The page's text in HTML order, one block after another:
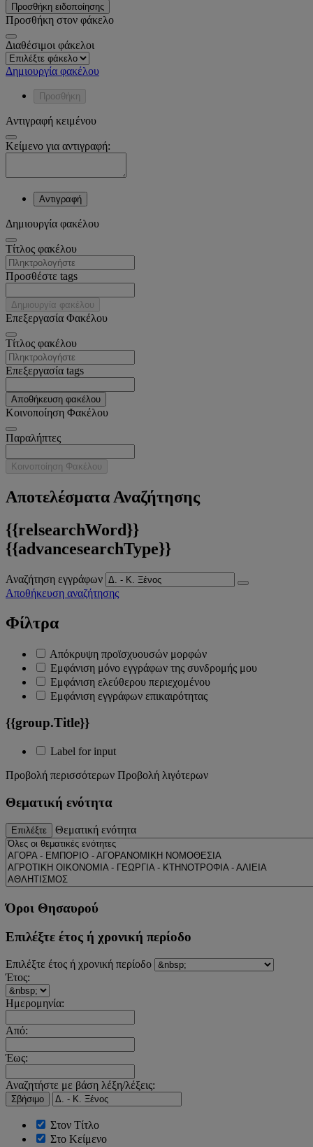
Προσθήκη ειδοποίησης
Προσθήκη στον φάκελο
Διαθέσιμοι φάκελοι
Δημιουργία φακέλου
Προσθήκη
Αντιγραφή κειμένου
Κείμενο για αντιγραφή:
Αντιγραφή
Δημιουργία φακέλου
Tίτλος φακέλου
Προσθέστε tags
Δημιουργία φακέλου
Επεξεργασία Φακέλου
Tίτλος φακέλου
Επεξεργασία tags
Αποθήκευση φακέλου
Κοινοποίηση Φακέλου
Παραλήπτες
Κοινοποίηση Φακέλου
Αποτελέσματα Αναζήτησης
{{relsearchWord}}
{{advancesearchType}}
Αναζήτηση εγγράφων
Αποθήκευση αναζήτησης
Φίλτρα
Απόκρυψη προϊσχυουσών μορφών
Εμφάνιση μόνο εγγράφων της συνδρομής μου
Εμφάνιση ελεύθερου περιεχομένου
Εμφάνιση εγγράφων επικαιρότητας
{{group.Title}}
Label for input
Προβολή περισσότερων Προβολή λιγότερων
Θεματική ενότητα
Επιλέξτε Θεματική ενότητα
Όροι Θησαυρού
Επιλέξτε έτος ή χρονική περίοδο
Επιλέξτε έτος ή χρονική περίοδο
Έτος:
Ημερομηνία:
Από:
Έως:
Αναζητήστε με βάση λέξη/λέξεις:
Σβήσιμο
Στον Τίτλο
Στο Κείμενο